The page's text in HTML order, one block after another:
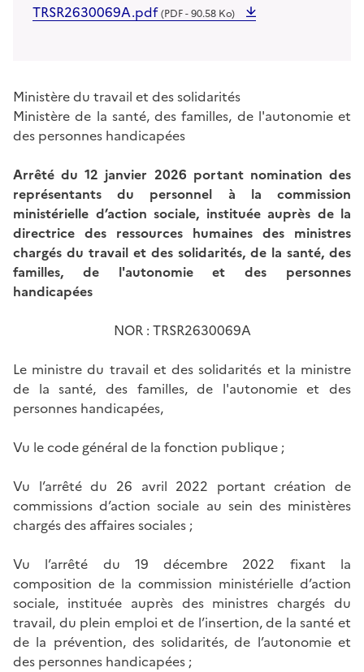
TRSR2630069A.pdf(PDF - 90.58 Ko)
Ministère du travail et des solidarités
Ministère de la santé, des familles, de l'autonomie et
des personnes handicapées
Arrêté du 12 janvier 2026 portant nomination des
représentants du personnel à la commission
ministérielle d’action sociale, instituée auprès de la
directrice des ressources humaines des ministres
chargés du travail et des solidarités, de la santé, des
familles, de l'autonomie et des personnes
handicapées
NOR : TRSR2630069A
Le ministre du travail et des solidarités et la ministre
de la santé, des familles, de l'autonomie et des
personnes handicapées,
Vu le code général de la fonction publique ;
Vu l’arrêté du 26 avril 2022 portant création de
commissions d’action sociale au sein des ministères
chargés des affaires sociales ;
Vu l’arrêté du 19 décembre 2022 fixant la
composition de la commission ministérielle d’action
sociale, instituée auprès des ministres chargés du
travail, du plein emploi et de l’insertion, de la santé et
de la prévention, des solidarités, de l’autonomie et
des personnes handicapées ;